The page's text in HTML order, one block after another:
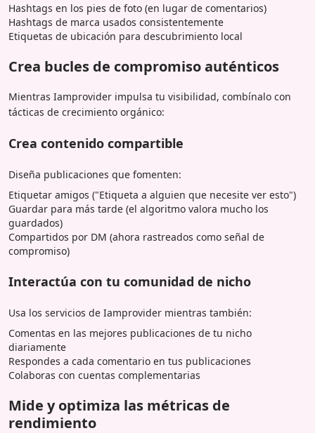
Hashtags en los pies de foto (en lugar de comentarios)
Hashtags de marca usados consistentemente
Etiquetas de ubicación para descubrimiento local
Crea bucles de compromiso auténticos
Mientras Iamprovider impulsa tu visibilidad, combínalo con
tácticas de crecimiento orgánico:
Crea contenido compartible
Diseña publicaciones que fomenten:
Etiquetar amigos ("Etiqueta a alguien que necesite ver esto")
Guardar para más tarde (el algoritmo valora mucho los
guardados)
Compartidos por DM (ahora rastreados como señal de
compromiso)
Interactúa con tu comunidad de nicho
Usa los servicios de Iamprovider mientras también:
Comentas en las mejores publicaciones de tu nicho
diariamente
Respondes a cada comentario en tus publicaciones
Colaboras con cuentas complementarias
Mide y optimiza las métricas de
rendimiento